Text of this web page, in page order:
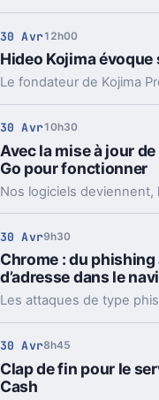
30 Avr12h00
Hideo Kojima
30 Avr10h30
Avec la mise à jour
Go pour fonctionner
30 Avr9h30
Chrome : du
d’adresse dans le
30 Avr8h45
Clap de fin pour le
Cash